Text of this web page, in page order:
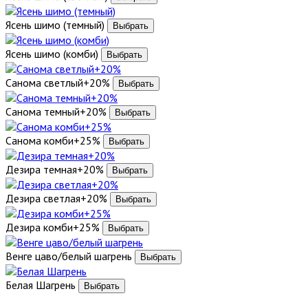
Ясень шимо (темный)
Ясень шимо (комби)
Санома светлый+20%
Санома темный+20%
Санома комби+25%
Дезира темная+20%
Дезира светлая+20%
Дезира комби+25%
Венге цаво/белый шагрень
Белая Шагрень